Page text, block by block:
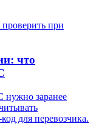
что
заранее
для перевозчика.